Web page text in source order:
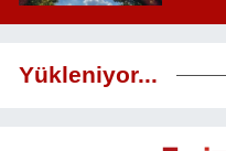
Yükleniyor...